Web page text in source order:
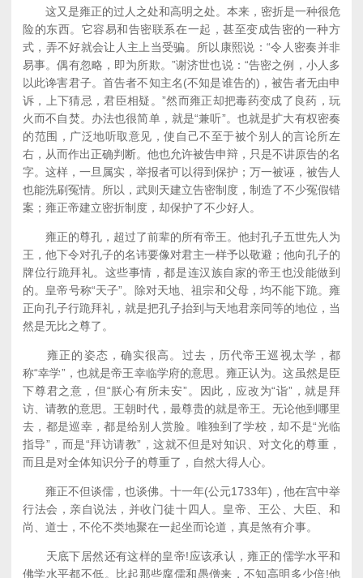
这又是雍正的过人之处和高明之处。本来，密折是一种很危
险的东西。它容易和告密联系在一起，甚至变成告密的一种方
式，弄不好就会让人主上当受骗。所以康熙说：“令人密奏并非
易事。偶有忽略，即为所欺。”谢济世也说：“告密之例，小人多
以此谗害君子。首告者不知主名(不知是谁告的)，被告者无由申
诉，上下猜忌，君臣相疑。”然而雍正却把毒药变成了良药，玩
火而不自焚。办法也很简单，就是“兼听”。也就是扩大有权密奏
的范围，广泛地听取意见，使自己不至于被个别人的言论所左
右，从而作出正确判断。他也允许被告申辩，只是不讲原告的名
字。这样，一旦属实，举报者可以得到保护；万一被诬，被告人
也能洗刷冤情。所以，武则天建立告密制度，制造了不少冤假错
案；雍正帝建立密折制度，却保护了不少好人。
雍正的尊孔，超过了前辈的所有帝王。他封孔子五世先人为
王，他下令对孔子的名讳要像对君主一样予以敬避；他向孔子的
牌位行跪拜礼。这些事情，都是连汉族自家的帝王也没能做到
的。皇帝号称“天子”。除对天地、祖宗和父母，均不能下跪。雍
正向孔子行跪拜礼，就是把孔子抬到与天地君亲同等的地位，当
然是无比之尊了。
雍正的姿态，确实很高。过去，历代帝王巡视太学，都
称“幸学”，也就是帝王幸临学府的意思。雍正认为。这虽然是臣
下尊君之意，但“朕心有所未安”。因此，应改为“诣”，就是拜
访、请教的意思。王朝时代，最尊贵的就是帝王。无论他到哪里
去，都是巡幸，都是给别人赏脸。唯独到了学校，却不是“光临
指导”，而是“拜访请教”，这就不但是对知识、对文化的尊重，
而且是对全体知识分子的尊重了，自然大得人心。
雍正不但谈儒，也谈佛。十一年(公元1733年)，他在宫中举
行法会，亲自说法，并收门徒十四人。皇帝、王公、大臣、和
尚、道士，不伦不类地聚在一起坐而论道，真是煞有介事。
天底下居然还有这样的皇帝!应该承认，雍正的儒学水平和
佛学水平都不低。比起那些腐儒和愚僧来，不知高明多少倍!他